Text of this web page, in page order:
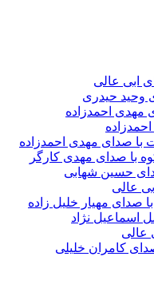
ابی عالی
وحید حیدری
مهدی احمدزاده
با صدای مهدی احمدزاده
با صدای مهدی کارگر
حسین شهابی
عالی
صدای مهیار خلیل زاده
اسماعیل نژاد
عالی
کامران خلیلی